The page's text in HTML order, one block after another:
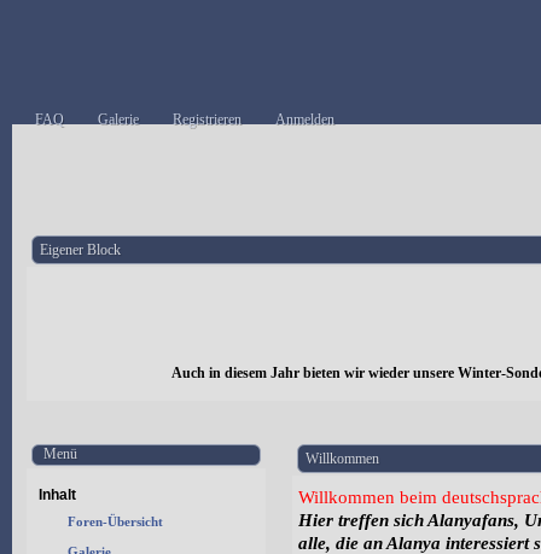
FAQ Galerie Registrieren Anmelden
Eigener Block
Auch in diesem Jahr bieten wir wieder unsere Winter-
Menü
Inhalt
Foren-Übersicht
Willkommen
Willkommen beim
Hier treffen sich Alanyafans,
alle, die an Alanya interessiert